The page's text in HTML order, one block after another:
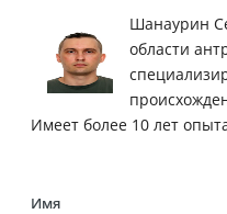
Шанаурин
области
Имеет более 10 лет
Имя